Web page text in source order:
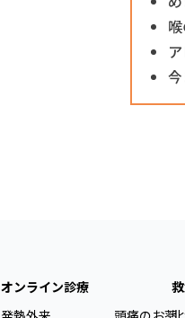
オンライン診療